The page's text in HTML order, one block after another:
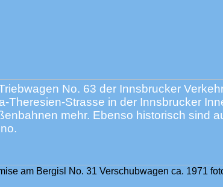
No. 63 der Innsbrucker
Theresien-Strasse in der Innsbrucker
mehr. Ebenso historisch sind